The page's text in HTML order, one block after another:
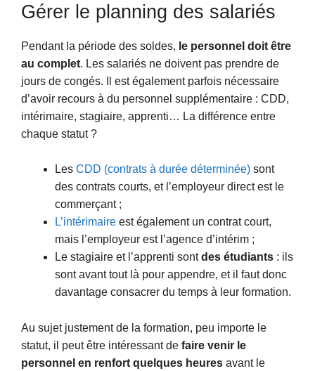
Gérer le planning des salariés
Pendant la période des soldes, le personnel doit être
au complet. Les salariés ne doivent pas prendre de
jours de congés. Il est également parfois nécessaire
d’avoir recours à du personnel supplémentaire : CDD,
intérimaire, stagiaire, apprenti… La différence entre
chaque statut ?
Les CDD (contrats à durée déterminée) sont
des contrats courts, et l’employeur direct est le
commerçant ;
L’intérimaire est également un contrat court,
mais l’employeur est l’agence d’intérim ;
Le stagiaire et l’apprenti sontdes étudiants : ils
sont avant tout là pour appendre, et il faut donc
davantage consacrer du temps à leur formation.
Au sujet justement de la formation, peu importe le
statut, il peut être intéressant de faire venir le
personnel en renfort quelques heures avant le